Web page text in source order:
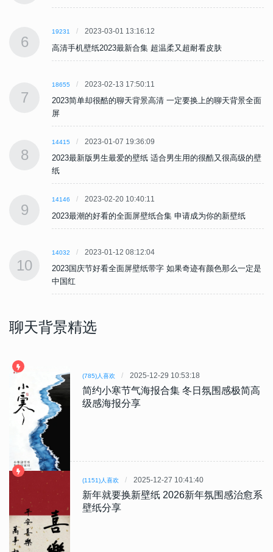
6
19231 2023-03-01 13:16:12
高清手机壁纸2023最新合集 超温柔又超耐看皮肤
7
18655 2023-02-13 17:50:11
2023简单却很酷的聊天背景高清 一定要换上的聊天背景全面
屏
8
14415 2023-01-07 19:36:09
2023最新版男生最爱的壁纸 适合男生用的很酷又很高级的壁
纸
9
14146 2023-02-20 10:40:11
2023最潮的好看的全面屏壁纸合集 申请成为你的新壁纸
10
14032 2023-01-12 08:12:04
2023国庆节好看全面屏壁纸带字 如果奇迹有颜色那么一定是
中国红
聊天背景精选
(785)人喜欢 2025-12-29 10:53:18
简约小寒节气海报合集 冬日氛围感极简高
级感海报分享
(1151)人喜欢 2025-12-27 10:41:40
新年就要换新壁纸 2026新年氛围感治愈系
壁纸分享